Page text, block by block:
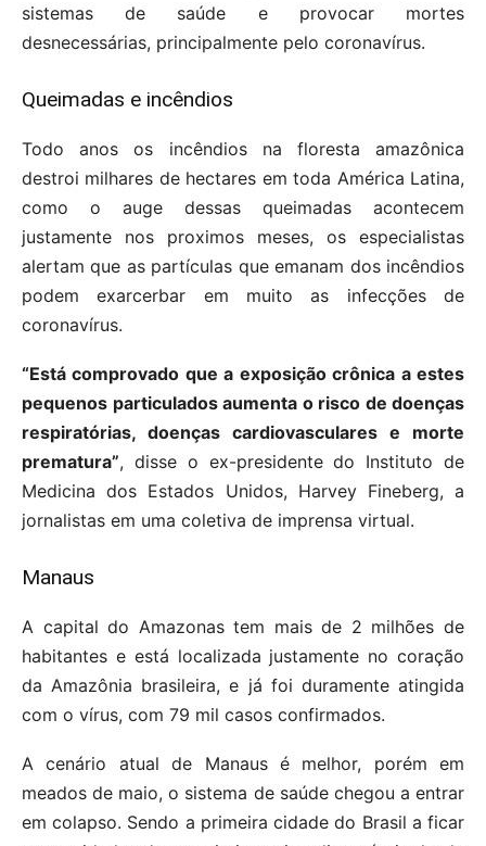
sistemas de saúde e provocar mortes
desnecessárias, principalmente pelo coronavírus.
Queimadas e incêndios
Todo anos os incêndios na floresta amazônica
destroi milhares de hectares em toda América Latina,
como o auge dessas queimadas acontecem
justamente nos proximos meses, os especialistas
alertam que as partículas que emanam dos incêndios
podem exarcerbar em muito as infecções de
coronavírus.
“Está comprovado que a exposição crônica a estes
pequenos particulados aumenta o risco de doenças
respiratórias, doenças cardiovasculares e morte
prematura”, disse o ex-presidente do Instituto de
Medicina dos Estados Unidos, Harvey Fineberg, a
jornalistas em uma coletiva de imprensa virtual.
Manaus
A capital do Amazonas tem mais de 2 milhões de
habitantes e está localizada justamente no coração
da Amazônia brasileira, e já foi duramente atingida
com o vírus, com 79 mil casos confirmados.
A cenário atual de Manaus é melhor, porém em
meados de maio, o sistema de saúde chegou a entrar
em colapso. Sendo a primeira cidade do Brasil a ficar